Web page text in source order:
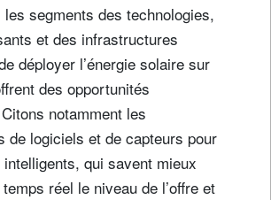
les segments des technologies,
et des infrastructures
déployer l’énergie solaire sur
des opportunités
notamment les
de logiciels et de capteurs pour
qui savent mieux
réel le niveau de l’offre et